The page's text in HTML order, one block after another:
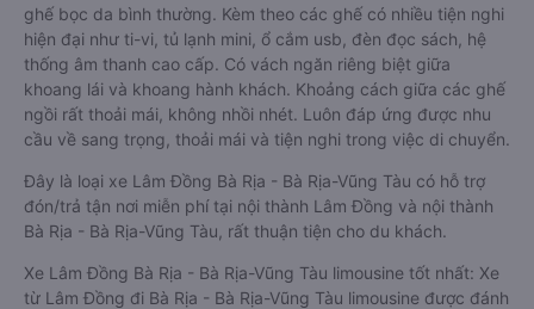
ghế bọc da bình thường. Kèm theo các ghế có nhiều tiện nghi
hiện đại như ti-vi, tủ lạnh mini, ổ cắm usb, đèn đọc sách, hệ
thống âm thanh cao cấp. Có vách ngăn riêng biệt giữa
khoang lái và khoang hành khách. Khoảng cách giữa các ghế
ngồi rất thoải mái, không nhồi nhét. Luôn đáp ứng được nhu
cầu về sang trọng, thoải mái và tiện nghi trong việc di chuyển.
Đây là loại xe Lâm Đồng Bà Rịa - Bà Rịa-Vũng Tàu có hỗ trợ
đón/trả tận nơi miễn phí tại nội thành Lâm Đồng và nội thành
Bà Rịa - Bà Rịa-Vũng Tàu, rất thuận tiện cho du khách.
Xe Lâm Đồng Bà Rịa - Bà Rịa-Vũng Tàu limousine tốt nhất: Xe
từ Lâm Đồng đi Bà Rịa - Bà Rịa-Vũng Tàu limousine được đánh